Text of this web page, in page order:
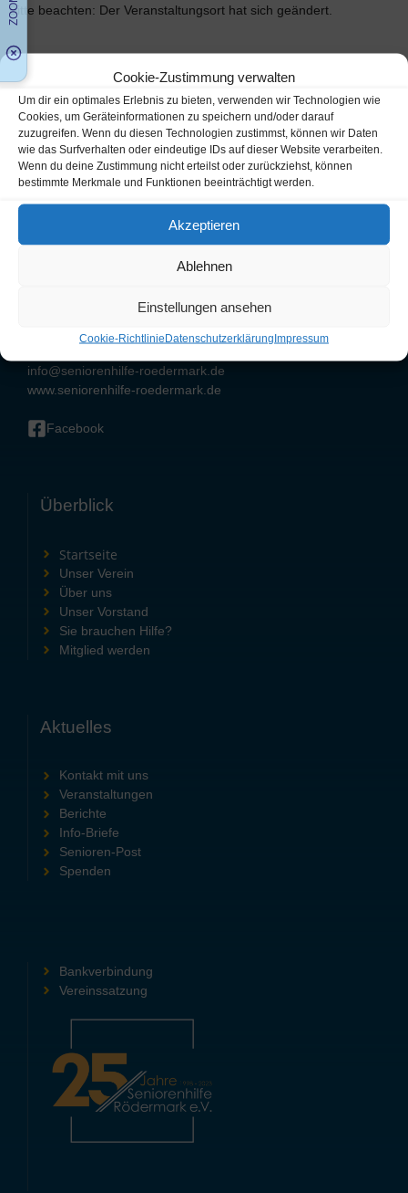
Cookie-Zustimmung verwalten
Um dir ein optimales Erlebnis zu bieten, verwenden wir Technologien wie
Cookies, um Geräteinformationen zu speichern und/oder darauf
zuzugreifen. Wenn du diesen Technologien zustimmst, können wir Daten
wie das Surfverhalten oder eindeutige IDs auf dieser Website verarbeiten.
Wenn du deine Zustimmung nicht erteilst oder zurückziehst, können
bestimmte Merkmale und Funktionen beeinträchtigt werden.
Akzeptieren
Ablehnen
Einstellungen ansehen
Cookie-RichtlinieDatenschutzerklärungImpressum
Bitte beachten: Der Veranstaltungsort hat sich geändert.
10:00 bis 12:00 Uhr
63322 Rödermark / Urberach
info@seniorenhilfe-roedermark.de
www.seniorenhilfe-roedermark.de
Facebook
Überblick
Startseite
Unser Verein
Über uns
Unser Vorstand
Sie brauchen Hilfe?
Mitglied werden
Aktuelles
Kontakt mit uns
Veranstaltungen
Berichte
Info-Briefe
Senioren-Post
Spenden
Bankverbindung
Vereinssatzung